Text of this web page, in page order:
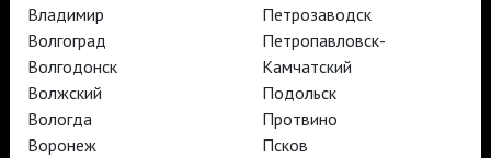
TheatreHD
TheatreHD Опера
TheatreHD Балет в кино
АРТ-ЛЕКТОРИЙ В КИНО
Владимир
Волгоград
Волгодонск
Волжский
Вологда
Воронеж
Петрозаводск
Петропавловск-
Камчатский
Подольск
Протвино
Псков